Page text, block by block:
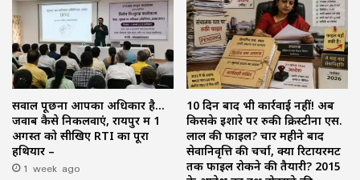
सवाल पूछना आपका अधिकार है…
जवाब कैसे निकलवाएं, रायपुर में 1
अगस्त को सीखिए RTI का पूरा
हथियार –
1 week ago
10 दिन बाद भी कार्रवाई नहीं! अब
किसके इशारे पर रुकी क्रिस्टीना एस.
लाल की फाइल? चार महीने बाद
सेवानिवृत्ति की चर्चा, क्या रिटायरमेंट
तक फाइल रोकने की तैयारी? 2015